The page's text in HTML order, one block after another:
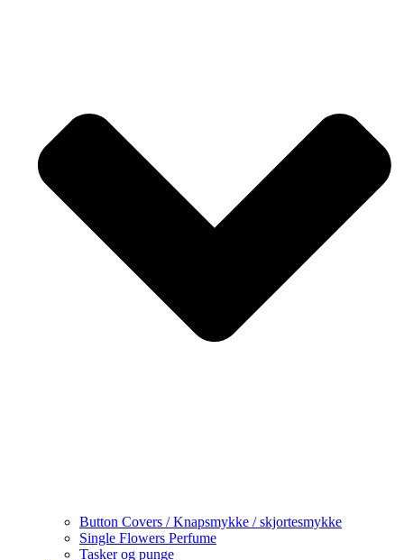
Button Covers / Knapsmykke / skjortesmykke
Single Flowers Perfume
Tasker og punge